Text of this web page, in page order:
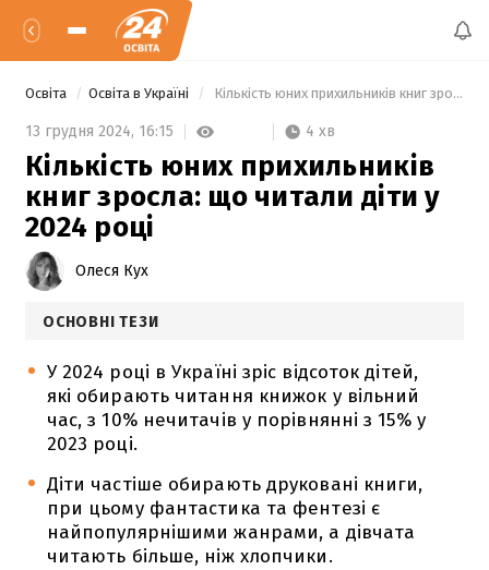
Освіта Освіта в Україні Кількість юних прихильників книг зросла: що читали діти у 2024 році
13 грудня 2024, 16:15 4 хв
Кількість юних прихильників
книг зросла: що читали діти у
2024 році
Олеся Кух
ОСНОВНІ ТЕЗИ
У 2024 році в Україні зріс відсоток дітей,
які обирають читання книжок у вільний
час, з 10% нечитачів у порівнянні з 15% у
2023 році.
Діти частіше обирають друковані книги,
при цьому фантастика та фентезі є
найпопулярнішими жанрами, а дівчата
читають більше, ніж хлопчики.